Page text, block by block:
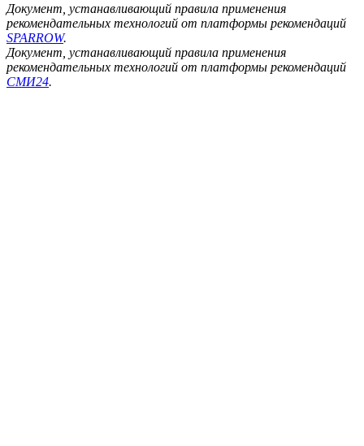
Документ, устанавливающий правила применения
рекомендательных технологий от платформы рекомендаций
SPARROW.
Документ, устанавливающий правила применения
рекомендательных технологий от платформы рекомендаций
СМИ24.